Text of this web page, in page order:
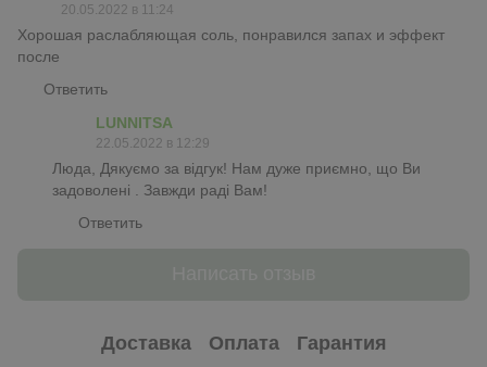
20.05.2022 в 11:24
Хорошая раслабляющая соль, понравился запах и эффект
после
Ответить
LUNNITSA
22.05.2022 в 12:29
Люда, Дякуємо за відгук! Нам дуже приємно, що Ви
задоволені . Завжди раді Вам!
Ответить
Доставка Оплата Гарантия